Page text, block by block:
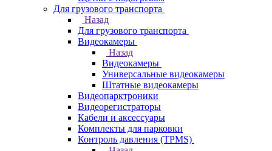
Для грузового транспорта
Назад
Для грузового транспорта
Видеокамеры
Назад
Видеокамеры
Универсальные видеокамеры
Штатные видеокамеры
Видеопарктроники
Видеорегистраторы
Кабели и аксессуары
Комплекты для парковки
Контроль давления (TPMS)